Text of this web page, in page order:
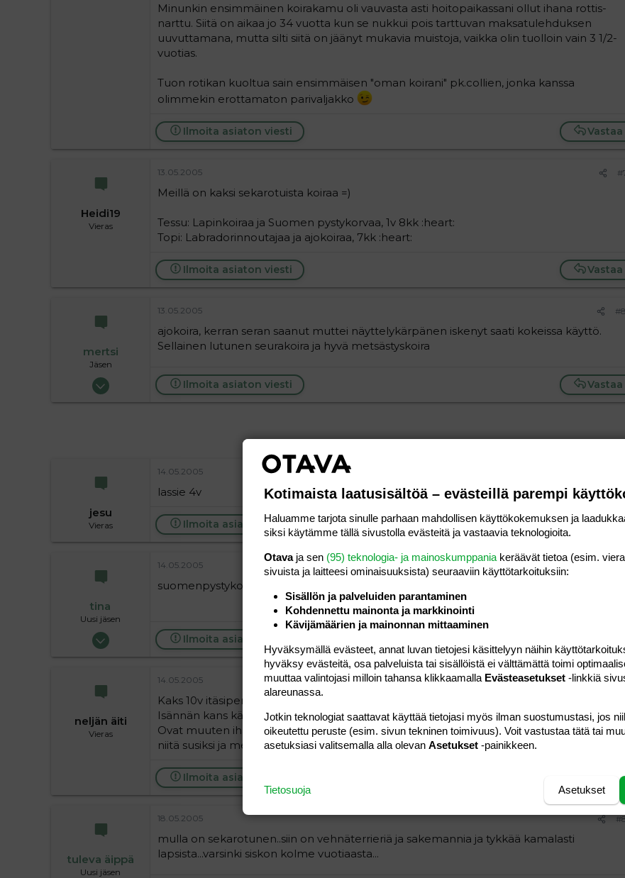
Minunkin ensimmäinen koirakamu oli vauvasta asti hoitopaikassani ollut ihana rottis-
narttu. Siitä on aikaa jo 34 vuotta kun se nukkui pois tarttuvan maksatulehduksen
uuvuttamana, mutta silti siitä on jäänyt mukavia muistoja, vaikka olin tuolloin vain 3 1/2-
vuotias.
Tuon rotikan kuoltua sain ensimmäisen "oman koirani" pk.collien, jonka kanssa
olimmekin erottamaton parivaljakko
Vastaa
Ilmoita asiaton viesti
Heidi19
Vieras
13.05.2005
Meillä on kaksi sekarotuista koiraa =)
Tessu: Lapinkoiraa ja Suomen pystykorvaa, 1v 8kk :heart:
Topi: Labradorinnoutajaa ja ajokoiraa, 7kk :heart:
Vastaa
Ilmoita asiaton viesti
mertsi
Jäsen
28.01.2005
13.05.2005
ajokoira, kerran seran saanut muttei näyttelykärpänen iskenyt saati kokeissa käyttö.
Sellainen lutunen seurakoira ja hyvä metsästyskoira
Vastaa
Ilmoita asiaton viesti
jesu
Vieras
14.05.2005
lassie 4v
Vastaa
Ilmoita asiaton viesti
tina
Uusi jäsen
24.10.2004
14.05.2005
suomenpystykorva
Ilmoita asiaton viesti
neljän äiti
Vieras
14.05.2005
Kaks 10v itäsiperianlaikaa,uros ja narttu.
Isännän kans käyvät syksyisin hirviä jahtaamassa... :wave:
Ovat muuten ihania koiria luonteeltaan vaikka joku on ulkonäön perusteella luullutkin
niitä susiksi ja meinannut ajaa autolla päälle sen takia mettäautotiellä :kieh:
Vastaa
Ilmoita asiaton viesti
tuleva äippä
Uusi jäsen
18.05.2005
mulla on sekarotunen..siin on vehnäterrieriä ja sakemannia ja tykkää kamalasti
lapsista...varsinki siskon kolme vuotiaasta...
Kotimaista laatusisältöä – evästeillä parempi
Haluamme tarjota sinulle parhaan mahdollisen käyttökokemuksen ja
siksi käytämme tällä sivustolla evästeitä ja vastaavia teknologioita.
Otavaja sen (95) teknologia- ja mainoskumppania keräävät tietoa (esim.
sivuista ja laitteesi ominaisuuk­sista) seuraaviin käyttötarkoituksiin:
Sisällön ja palveluiden parantaminen
Kohdennettu mainonta ja markkinointi
Kävijämäärien ja mainonnan mittaaminen
Hyväksymällä evästeet, annat luvan tietojesi käsittelyyn näihin
hyväksy evästeitä, osa palveluista tai sisällöistä ei välttämättä toimi
muuttaa valintojasi milloin tahansa klikkaamalla Evästeasetukset -linkkiä
alareunassa.
Jotkin teknologiat saattavat käyttää tietojasi myös ilman suostumustasi, jos
oikeutettu peruste (esim. sivun tekninen toimivuus). Voit vastustaa tätä tai
asetuksiasi valitsemalla alla olevan Asetukset -painikkeen.
Asetukset
Tietosuoja